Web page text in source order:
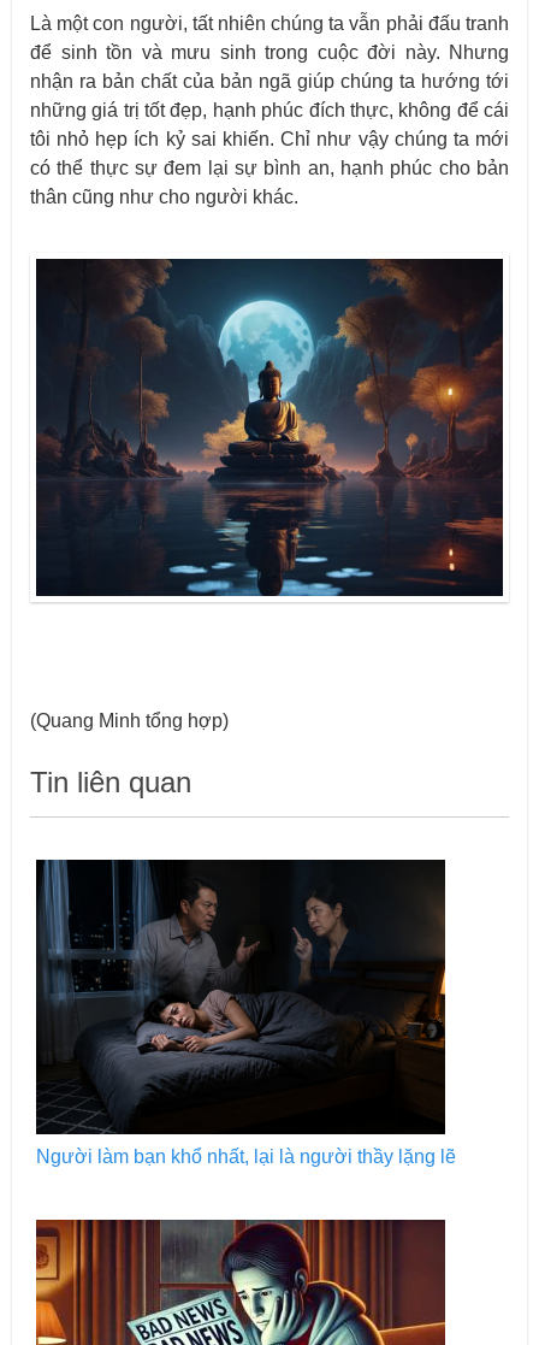
Là một con người, tất nhiên chúng ta vẫn phải đấu tranh
để sinh tồn và mưu sinh trong cuộc đời này. Nhưng
nhận ra bản chất của bản ngã giúp chúng ta hướng tới
những giá trị tốt đẹp, hạnh phúc đích thực, không để cái
tôi nhỏ hẹp ích kỷ sai khiến. Chỉ như vậy chúng ta mới
có thể thực sự đem lại sự bình an, hạnh phúc cho bản
thân cũng như cho người khác.
(Quang Minh tổng hợp)
Tin liên quan
Người làm bạn khổ nhất, lại là người thầy lặng lẽ